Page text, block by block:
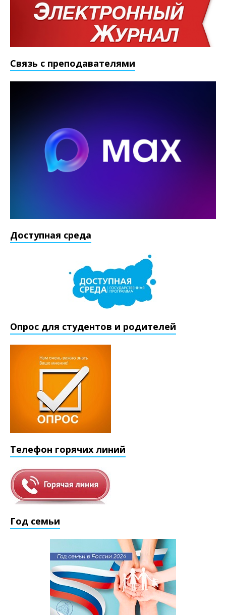
Связь с преподавателями
Доступная среда
Опрос для студентов и родителей
Телефон горячих линий
Год семьи